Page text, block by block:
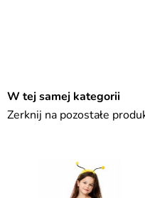
W tej samej kategorii
Zerknij na pozostałe